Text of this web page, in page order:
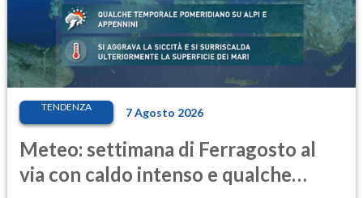
TENDENZA 7 Agosto 2026
Meteo: settimana di Ferragosto al
via con caldo intenso e qualche